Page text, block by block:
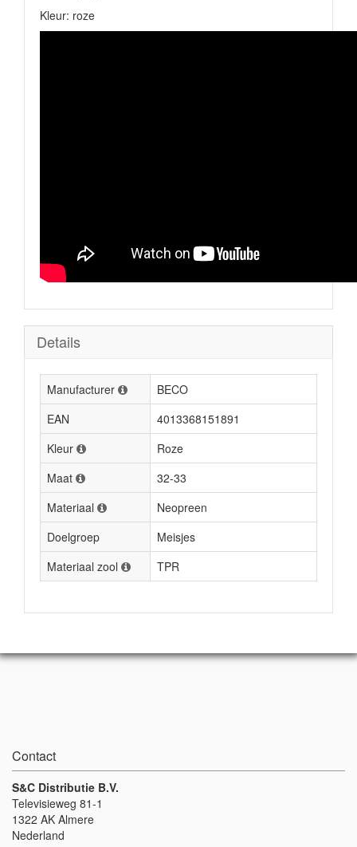
Kleur: roze
Details
Manufacturer
BECO
EAN
4013368151891
Kleur
Roze
Maat
32-33
Materiaal
Neopreen
Doelgroep
Meisjes
Materiaal zool
TPR
Contact
S&C Distributie B.V.
Televisieweg 81-1
1322 AK Almere
Nederland